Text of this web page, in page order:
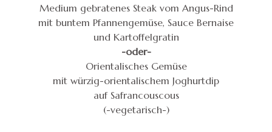
Medium gebratenes Steak vom Angus-Rind
mit buntem Pfannengemüse, Sauce Bernaise
und Kartoffelgratin
-oder-
Orientalisches Gemüse
mit würzig-orientalischem Joghurtdip
auf Safrancouscous
(-vegetarisch-)